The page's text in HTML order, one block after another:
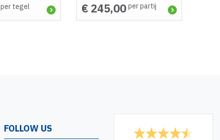
per tegel € 245,00 per partij
FOLLOW US